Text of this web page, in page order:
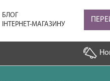
БЛОГ
ІНТЕРНЕТ-МАГАЗИНУ